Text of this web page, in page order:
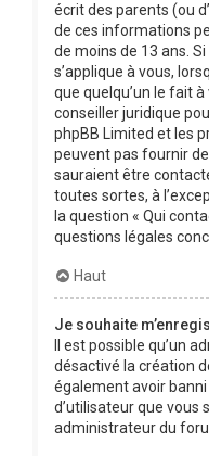
écrit des parents (ou
de ces informations
de moins de 13 ans.
s’applique à vous,
que quelqu’un le fait
conseiller juridique
phpBB Limited et les
peuvent pas fournir
sauraient être
toutes sortes, à
la question « Qui
questions légales
Haut
Je souhaite
Il est possible qu’un
désactivé la création
également avoir
d’utilisateur que vous
administrateur du